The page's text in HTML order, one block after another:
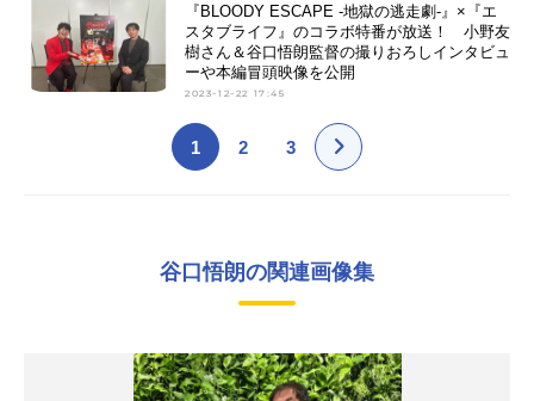
『BLOODY ESCAPE -地獄の逃走劇-』×『エ
スタブライフ』のコラボ特番が放送！ 小野友
樹さん＆谷口悟朗監督の撮りおろしインタビュ
ーや本編冒頭映像を公開
2023-12-22 17:45
1 2 3
谷口悟朗の関連画像集